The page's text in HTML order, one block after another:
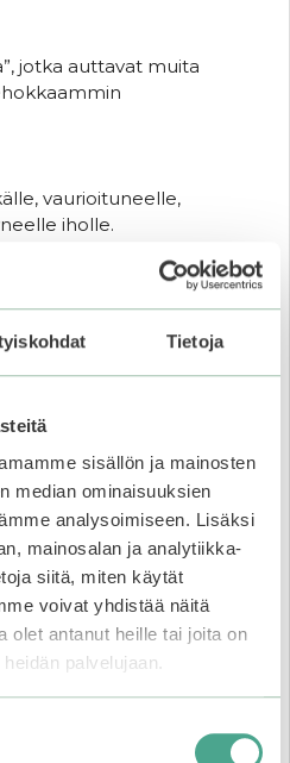
Tietoja
sisällön ja mainosten
median ominaisuuksien
analysoimiseen. Lisäksi
mainosalan ja analytiikka-
siitä, miten käytät
voivat yhdistää näitä
olet antanut heille tai joita on
palvelujaan.
jotka auttavat muita
vaurioituneelle,
iholle.
Day Exosome
Shot 2000on
täydellinen
valinta, kun
iho kaipaa
näkyvää
uudistusta,
sileämpää
tekstuuria ja
ensimmäisistä